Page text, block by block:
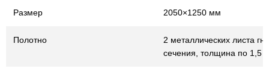
Размер 2050×1250 мм
Полотно
2 металлических листа
сечения, толщина по 1,5